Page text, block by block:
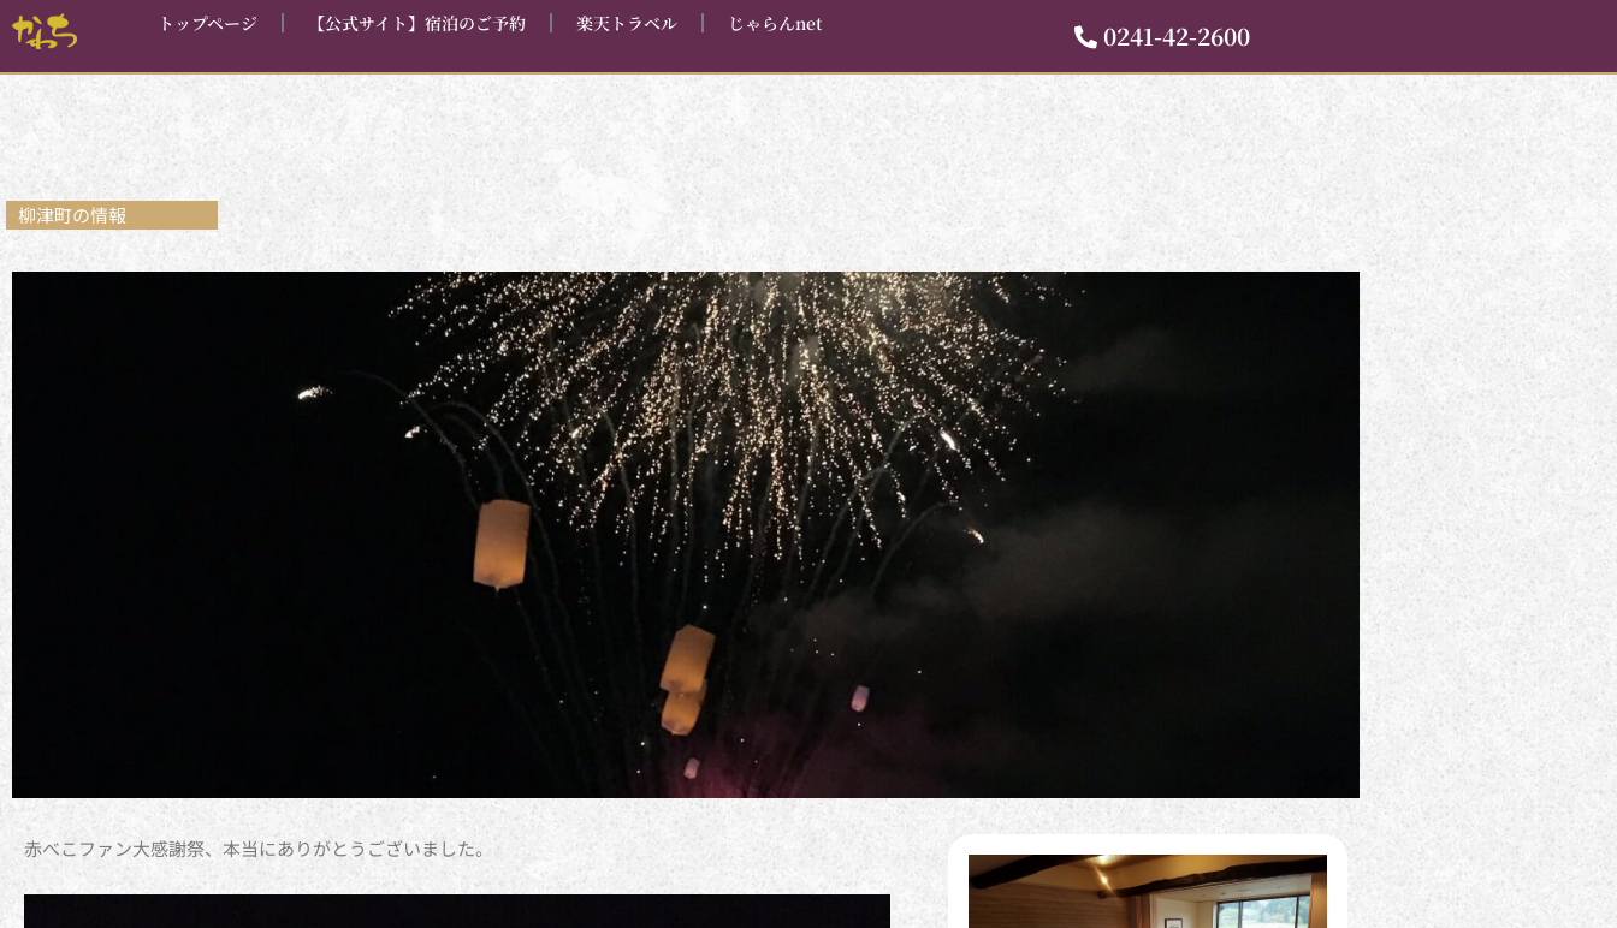
を
トップページ 【公式サイト】宿泊のご予約 楽天トラベル じゃらんnet 0241-42-2600
柳津町の情報
赤べこファン大感謝祭、本当にありがとうございました。